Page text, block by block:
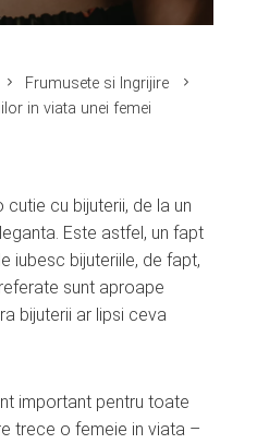
Frumusete si Ingrijire
in viata unei femei
cu bijuterii, de la un
Este astfel, un fapt
iubesc bijuteriile, de fapt,
sunt aproape
bijuterii ar lipsi ceva
important pentru toate
trece o femeie in viata –